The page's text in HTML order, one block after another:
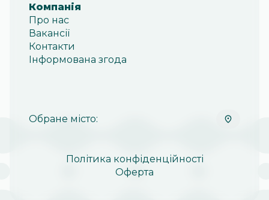
Компанія
Про нас
Вакансії
Контакти
Інформована згода
Обране місто:
Політика конфіденційності
Оферта